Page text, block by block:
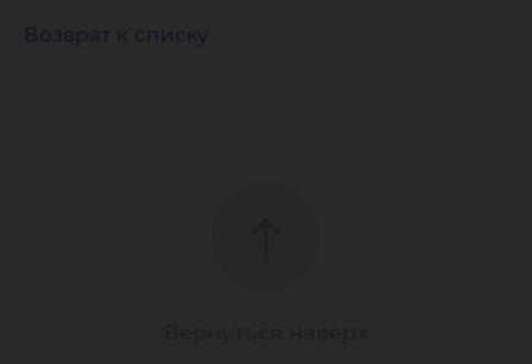
Возврат к списку